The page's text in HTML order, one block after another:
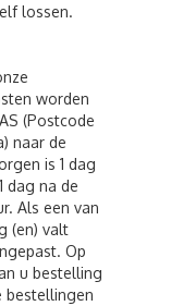
lossen.
worden
(Postcode
naar de
is 1 dag
dag na de
Als een van
(en) valt
Op
u bestelling
bestellingen